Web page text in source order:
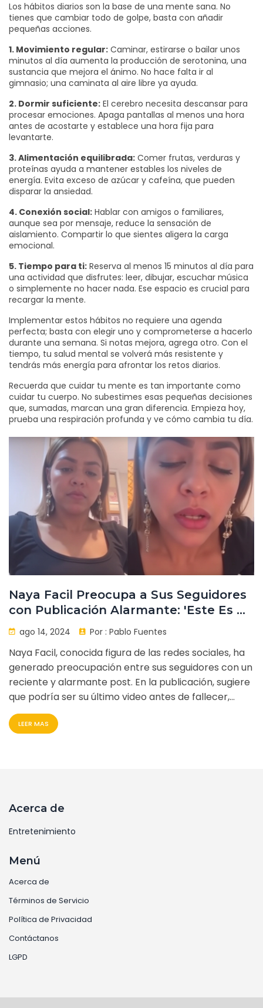
Los hábitos diarios son la base de una mente sana. No
tienes que cambiar todo de golpe, basta con añadir
pequeñas acciones.
1. Movimiento regular: Caminar, estirarse o bailar unos
minutos al día aumenta la producción de serotonina, una
sustancia que mejora el ánimo. No hace falta ir al
gimnasio; una caminata al aire libre ya ayuda.
2. Dormir suficiente: El cerebro necesita descansar para
procesar emociones. Apaga pantallas al menos una hora
antes de acostarte y establece una hora fija para
levantarte.
3. Alimentación equilibrada: Comer frutas, verduras y
proteínas ayuda a mantener estables los niveles de
energía. Evita exceso de azúcar y cafeína, que pueden
disparar la ansiedad.
4. Conexión social: Hablar con amigos o familiares,
aunque sea por mensaje, reduce la sensación de
aislamiento. Compartir lo que sientes aligera la carga
emocional.
5. Tiempo para ti: Reserva al menos 15 minutos al día para
una actividad que disfrutes: leer, dibujar, escuchar música
o simplemente no hacer nada. Ese espacio es crucial para
recargar la mente.
Implementar estos hábitos no requiere una agenda
perfecta; basta con elegir uno y comprometerse a hacerlo
durante una semana. Si notas mejora, agrega otro. Con el
tiempo, tu salud mental se volverá más resistente y
tendrás más energía para afrontar los retos diarios.
Recuerda que cuidar tu mente es tan importante como
cuidar tu cuerpo. No subestimes esas pequeñas decisiones
que, sumadas, marcan una gran diferencia. Empieza hoy,
prueba una respiración profunda y ve cómo cambia tu día.
Naya Facil Preocupa a Sus Seguidores
con Publicación Alarmante: 'Este Es Mi
Último Video Antes de Morir'
ago 14, 2024 Por : Pablo Fuentes
Naya Facil, conocida figura de las redes sociales, ha
generado preocupación entre sus seguidores con un
reciente y alarmante post. En la publicación, sugiere
que podría ser su último video antes de fallecer,
desatando especulaciones sobre su bienestar y
motivaciones. La situación ha fomentado la discusión
LEER MAS
Acerca de
Entretenimiento
Menú
Acerca de
Términos de Servicio
Política de Privacidad
Contáctanos
LGPD